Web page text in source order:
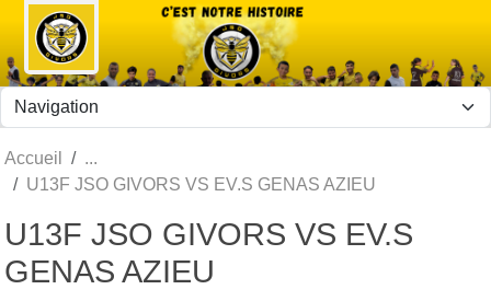
Accueil
U13F JSO GIVORS VS EV.S GENAS AZIEU
U13F JSO GIVORS VS EV.S
GENAS AZIEU
Panneau de gestion des cookies